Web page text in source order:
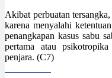
Akibat perbuatan
karena menyalahi
penangkapan kasus sabu
pertama atau
penjara. (C7)